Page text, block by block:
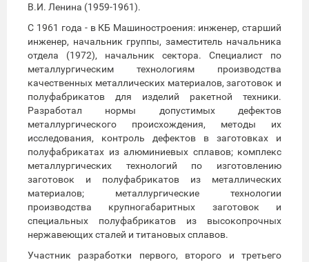
В.И. Ленина (1959-1961).
С 1961 года - в КБ Машиностроения: инженер, старший
инженер, начальник группы, заместитель начальника
отдела (1972), начальник сектора. Специалист по
металлургическим технологиям производства
качественных металлических материалов, заготовок и
полуфабрикатов для изделий ракетной техники.
Разработал нормы допустимых дефектов
металлургического происхождения, методы их
исследования, контроль дефектов в заготовках и
полуфабрикатах из алюминиевых сплавов; комплекс
металлургических технологий по изготовлению
заготовок и полуфабрикатов из металлических
материалов; металлургические технологии
производства крупногабаритных заготовок и
специальных полуфабрикатов из высокопрочных
нержавеющих сталей и титановых сплавов.
Участник разработки первого, второго и третьего